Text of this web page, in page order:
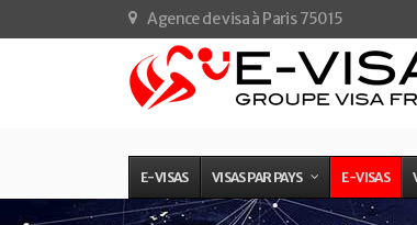
Agence de visa à Paris 75015
E-VISAS VISAS PAR PAYS E-VISAS